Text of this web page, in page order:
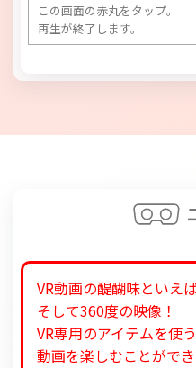
この画面の赤丸をタップ。
再生が終了します。
VR動画の醍醐味といえ
そして360度の映像！
VR専用のアイテムを使
動画を楽しむことができ